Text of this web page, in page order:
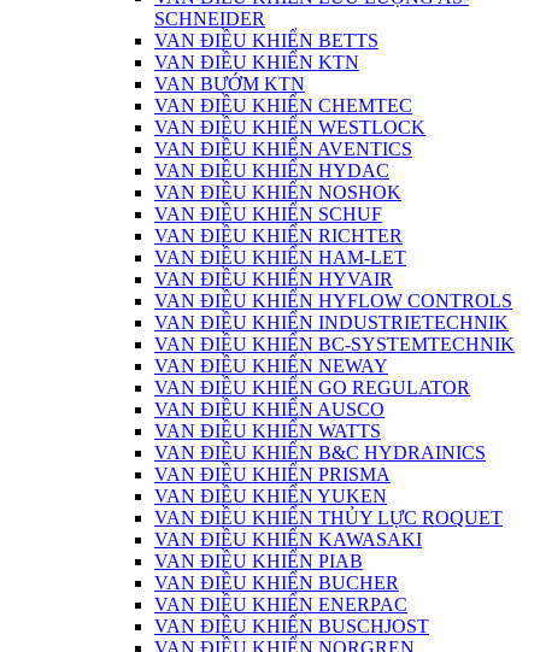
SCHNEIDER
VAN ĐIỀU KHIỂN BETTS
VAN ĐIỀU KHIỂN KTN
VAN BƯỚM KTN
VAN ĐIỀU KHIỂN CHEMTEC
VAN ĐIỀU KHIỂN WESTLOCK
VAN ĐIỀU KHIỂN AVENTICS
VAN ĐIỀU KHIỂN HYDAC
VAN ĐIỀU KHIỂN NOSHOK
VAN ĐIỀU KHIỂN SCHUF
VAN ĐIỀU KHIỂN RICHTER
VAN ĐIỀU KHIỂN HAM-LET
VAN ĐIỀU KHIỂN HYVAIR
VAN ĐIỀU KHIỂN HYFLOW CONTROLS
VAN ĐIỀU KHIỂN INDUSTRIETECHNIK
VAN ĐIỀU KHIỂN BC-SYSTEMTECHNIK
VAN ĐIỀU KHIỂN NEWAY
VAN ĐIỀU KHIỂN GO REGULATOR
VAN ĐIỀU KHIỂN AUSCO
VAN ĐIỀU KHIỂN WATTS
VAN ĐIỀU KHIỂN B&C HYDRAINICS
VAN ĐIỀU KHIỂN PRISMA
VAN ĐIỀU KHIỂN YUKEN
VAN ĐIỀU KHIỂN THỦY LỰC ROQUET
VAN ĐIỀU KHIỂN KAWASAKI
VAN ĐIỀU KHIỂN PIAB
VAN ĐIỀU KHIỂN BUCHER
VAN ĐIỀU KHIỂN ENERPAC
VAN ĐIỀU KHIỂN BUSCHJOST
VAN ĐIỀU KHIỂN NORGREN